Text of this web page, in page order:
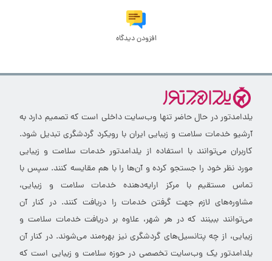
افزودن دیدگاه
یلدامدتور در حال حاضر تنها وب‌سایت داخلی است که تصمیم دارد به
آرشیو خدمات سلامت و زیبایی ایران با رویکرد گردشگری تبدیل شود.
کاربران می‌توانند با استفاده از یلدامدتور خدمات سلامت و زیبایی
مورد نظر خود را جستجو کرده و آن‌ها را با هم مقایسه کنند. سپس با
تماس مستقیم با مرکز ارایه‌دهنده خدمات سلامت و زیبایی،
مشاوره‌های لازم جهت گرفتن خدمات را دریافت کنند. در کنار آن
می‌توانند ببینند که در هر شهر، علاوه بر دریافت خدمات سلامت و
زیبایی، از چه پتانسیل‌های گردشگری نیز بهره‌مند می‌شوند. در کنار آن
یلدامدتور یک وب‌سایت تخصصی در حوزه سلامت و زیبایی است که